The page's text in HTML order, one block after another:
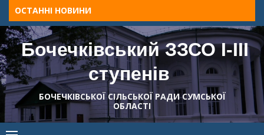
Skip
to
content
ОСТАННІ НОВИНИ
Бочечківський ЗЗСО І-ІІІ
ступенів
БОЧЕЧКІВСЬКОЇ СІЛЬСЬКОЇ РАДИ СУМСЬКОЇ
ОБЛАСТІ